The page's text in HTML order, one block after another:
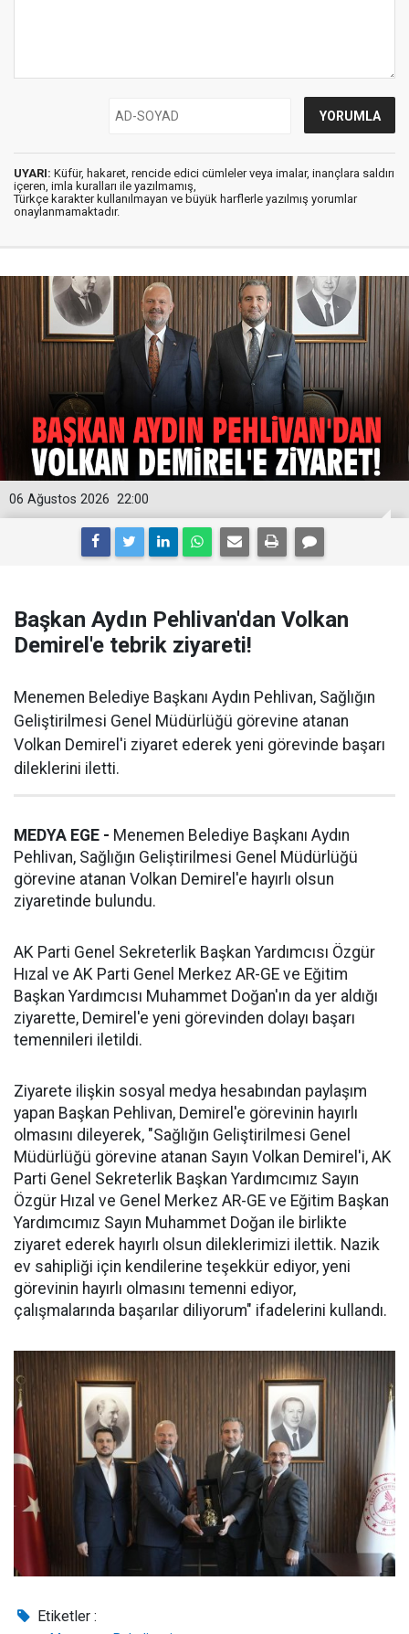
UYARI: Küfür, hakaret, rencide edici cümleler veya imalar, inançlara saldırı
içeren, imla kuralları ile yazılmamış,
Türkçe karakter kullanılmayan ve büyük harflerle yazılmış yorumlar
onaylanmamaktadır.
22:00
06 Ağustos 2026
Başkan Aydın Pehlivan'dan Volkan
Demirel'e tebrik ziyareti!
Menemen Belediye Başkanı Aydın Pehlivan, Sağlığın
Geliştirilmesi Genel Müdürlüğü görevine atanan
Volkan Demirel'i ziyaret ederek yeni görevinde başarı
dileklerini iletti.
MEDYA EGE - Menemen Belediye Başkanı Aydın
Pehlivan, Sağlığın Geliştirilmesi Genel Müdürlüğü
görevine atanan Volkan Demirel'e hayırlı olsun
ziyaretinde bulundu.
AK Parti Genel Sekreterlik Başkan Yardımcısı Özgür
Hızal ve AK Parti Genel Merkez AR-GE ve Eğitim
Başkan Yardımcısı Muhammet Doğan'ın da yer aldığı
ziyarette, Demirel'e yeni görevinden dolayı başarı
temennileri iletildi.
Ziyarete ilişkin sosyal medya hesabından paylaşım
yapan Başkan Pehlivan, Demirel'e görevinin hayırlı
olmasını dileyerek, "Sağlığın Geliştirilmesi Genel
Müdürlüğü görevine atanan Sayın Volkan Demirel'i, AK
Parti Genel Sekreterlik Başkan Yardımcımız Sayın
Özgür Hızal ve Genel Merkez AR-GE ve Eğitim Başkan
Yardımcımız Sayın Muhammet Doğan ile birlikte
ziyaret ederek hayırlı olsun dileklerimizi ilettik. Nazik
ev sahipliği için kendilerine teşekkür ediyor, yeni
görevinin hayırlı olmasını temenni ediyor,
çalışmalarında başarılar diliyorum" ifadelerini kullandı.
Etiketler :